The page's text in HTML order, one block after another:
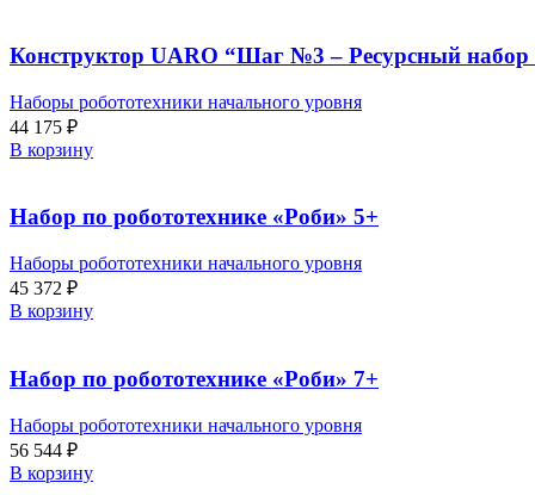
Конструктор UARO “Шаг №3 – Ресурсный набор
Наборы робототехники начального уровня
44 175 ₽
В корзину
Набор по робототехнике «Роби» 5+
Наборы робототехники начального уровня
45 372 ₽
В корзину
Набор по робототехнике «Роби» 7+
Наборы робототехники начального уровня
56 544 ₽
В корзину